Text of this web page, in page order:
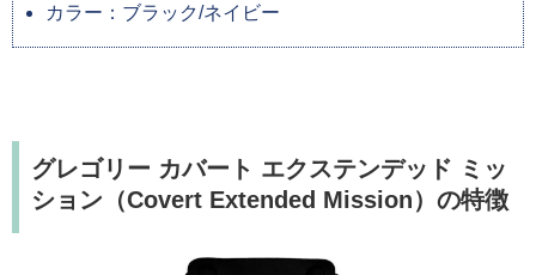
カラー：ブラック/ネイビー
グレゴリー カバート エクステンデッド ミッ
ション（Covert Extended Mission）の特徴